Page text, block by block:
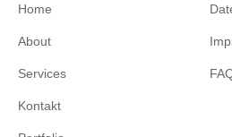
Home
About
Services
Kontakt